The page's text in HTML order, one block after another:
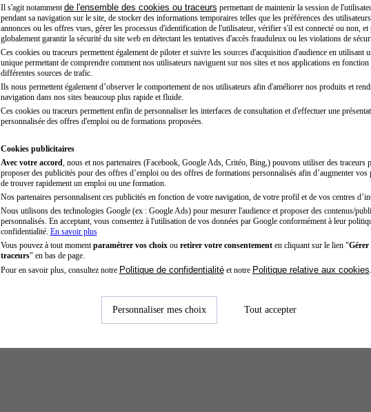
Il s'agit notamment de l'ensemble des cookies ou traceurs permettant de maintenir la session de
pendant sa navigation sur le site, de stocker des informations temporaires telles que les préférences des
annonces ou les offres vues, gérer les processus d'identification de l'utilisateur, vérifier s'il est connecté ou non, et
globalement garantir la sécurité du site web en détectant les tentatives d'accès frauduleux ou les violations de
Ces cookies ou traceurs permettent également de piloter et suivre les sources d'acquisition d'audience en utilisant
unique permettant de comprendre comment nos utilisateurs naviguent sur nos sites et nos applications en fonction
différentes sources de trafic.
Ils nous permettent également d’observer le comportement de nos utilisateurs afin d'améliorer nos produits et
navigation dans nos sites beaucoup plus rapide et fluide.
Ces cookies ou traceurs permettent enfin de personnaliser les interfaces de consultation et d'effectuer une
personnalisée des offres d'emploi ou de formations proposées.
Cookies publicitaires
Avec votre accord , nous et nos partenaires (Facebook, Google Ads, Critéo, Bing,) pouvons utiliser des traceurs
proposer des publicités pour des offres d’emploi ou des offres de formations personnalisés afin d’augmenter vos
de trouver rapidement un emploi ou une formation.
Nos partenaires personnalisent ces publicités en fonction de votre navigation, de votre profil et de vos centres
Nous utilisons des technologies Google (ex : Google Ads) pour mesurer l'audience et proposer des contenus/
personnalisés. En acceptant, vous consentez à l'utilisation de vos données par Google conformément à leur
confidentialité. En savoir plus
Vous pouvez à tout moment paramétrer vos choixou retirer votre consentementen cliquant sur le lien "Gérer
traceurs" en bas de page.
Pour en savoir plus, consultez notre Politique de confidentialitéet notre Politique relative aux cookies
Personnaliser mes choix Tout accepter